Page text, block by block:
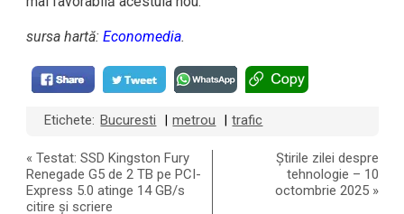
sursa hartă:Economedia.
Etichete: Bucuresti | metrou | trafic
«Testat: SSD Kingston Fury
Renegade G5 de 2 TB pe PCI-
Express 5.0 atinge 14 GB/s
citire și scriere
Știrile zilei despre
tehnologie – 10
octombrie 2025 »